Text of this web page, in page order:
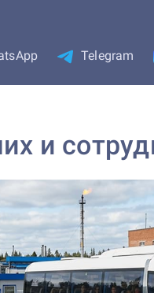
Telegram
и